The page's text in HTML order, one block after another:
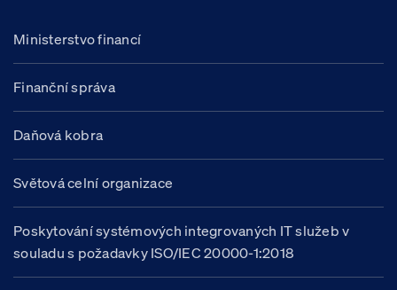
Ministerstvo financí
Finanční správa
Daňová kobra
Světová celní organizace
Poskytování systémových integrovaných IT služeb v
souladu s požadavky ISO/IEC 20000-1:2018